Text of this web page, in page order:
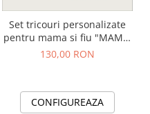
Set tricouri personalizate
pentru mama si fiu "MAMA,
MINI"
130,00 RON
CONFIGUREAZA